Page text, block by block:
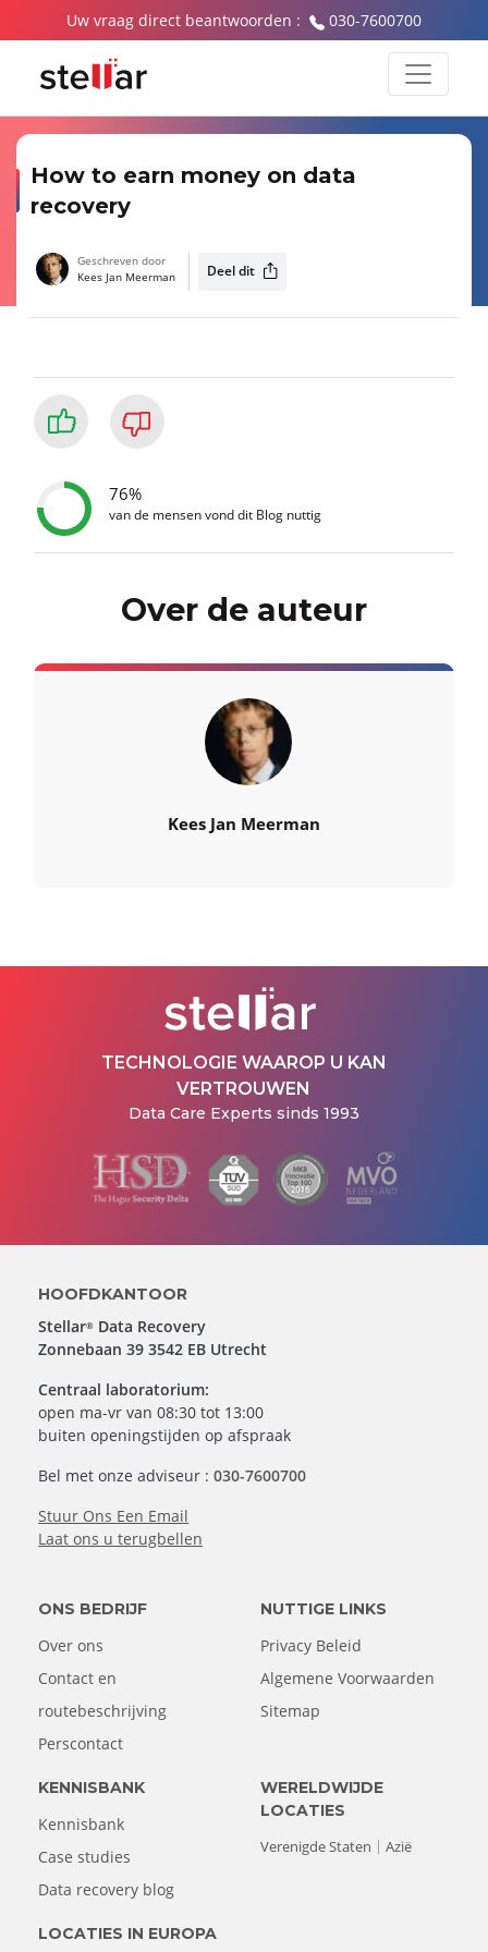
Uw vraag direct beantwoorden : 030-7600700
How to earn money on data
recovery
Geschreven door
Kees Jan Meerman
Deel dit
76%
van de mensen vond dit Blog nuttig
Over de auteur
Kees Jan Meerman
TECHNOLOGIE WAAROP U KAN
VERTROUWEN
Data Care Experts sinds 1993
HOOFDKANTOOR
Stellar® Data Recovery
Zonnebaan 39 3542 EB Utrecht
Centraal laboratorium:
open ma-vr van 08:30 tot 13:00
buiten openingstijden op afspraak
Bel met onze adviseur :030-7600700
Stuur Ons Een Email
Laat ons u terugbellen
ONS BEDRIJF
Over ons
Contact en
routebeschrijving
Perscontact
NUTTIGE LINKS
Privacy Beleid
Algemene Voorwaarden
Sitemap
KENNISBANK
Kennisbank
Case studies
Data recovery blog
LOCATIES IN EUROPA
WERELDWIJDE
LOCATIES
Verenigde Staten
Azië